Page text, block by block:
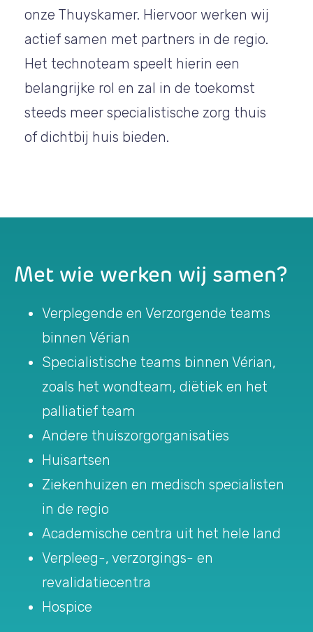
onze Thuyskamer. Hiervoor werken wij
actief samen met partners in de regio.
Het technoteam speelt hierin een
belangrijke rol en zal in de toekomst
steeds meer specialistische zorg thuis
of dichtbij huis bieden.
Met wie werken wij samen?
Verplegende en Verzorgende teams
binnen Vérian
Specialistische teams binnen Vérian,
zoals het wondteam, diëtiek en het
palliatief team
Andere thuiszorgorganisaties
Huisartsen
Ziekenhuizen en medisch specialisten
in de regio
Academische centra uit het hele land
Verpleeg-, verzorgings- en
revalidatiecentra
Hospice